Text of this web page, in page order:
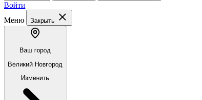
Войти
Меню
Закрыть
Ваш город
Великий Новгород
Изменить